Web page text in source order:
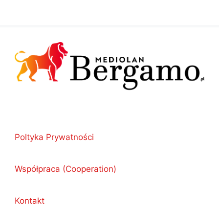
Poltyka Prywatności
Współpraca (Cooperation)
Kontakt